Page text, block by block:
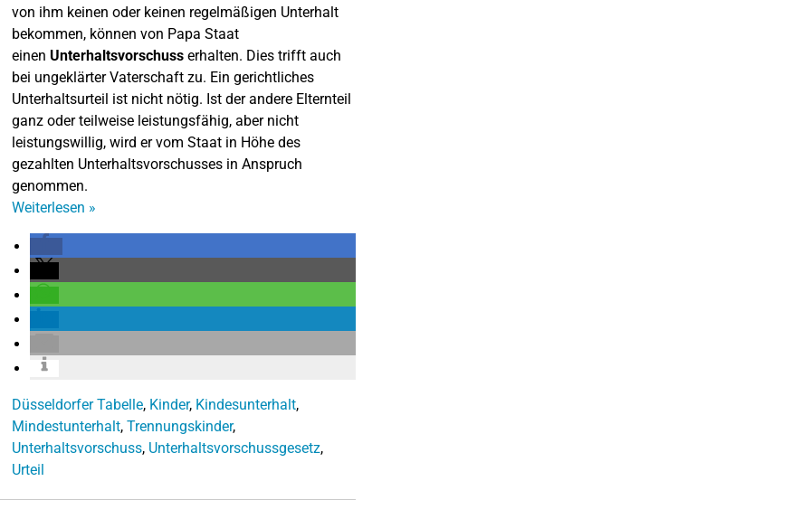
von ihm keinen oder keinen regelmäßigen Unterhalt
bekommen, können von Papa Staat
einen Unterhaltsvorschuss erhalten. Dies trifft auch
bei ungeklärter Vaterschaft zu. Ein gerichtliches
Unterhaltsurteil ist nicht nötig. Ist der andere Elternteil
ganz oder teilweise leistungsfähig, aber nicht
leistungswillig, wird er vom Staat in Höhe des
gezahlten Unterhaltsvorschusses in Anspruch
genommen.
Weiterlesen »
Düsseldorfer Tabelle, Kinder, Kindesunterhalt,
Mindestunterhalt, Trennungskinder,
Unterhaltsvorschuss, Unterhaltsvorschussgesetz,
Urteil